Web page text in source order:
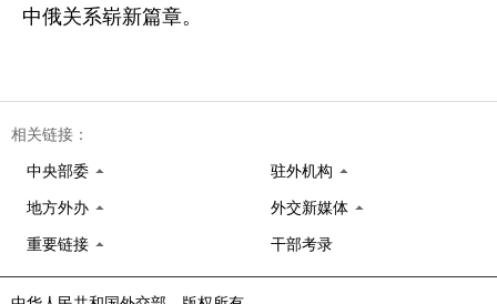
中俄关系崭新篇章。
相关链接：
中央部委 驻外机构
地方外办 外交新媒体
重要链接 干部考录